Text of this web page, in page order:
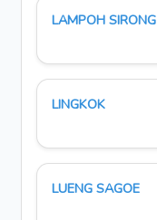
LAMPOH SIRONG
LINGKOK
LUENG SAGOE